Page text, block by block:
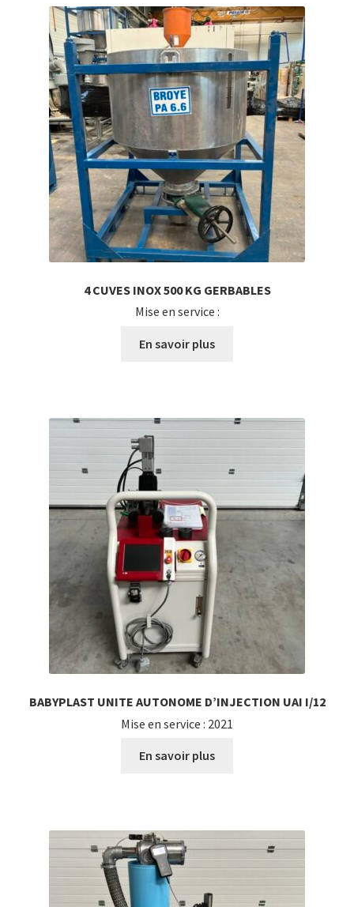
4 CUVES INOX 500 KG GERBABLES
Mise en service :
En savoir plus
BABYPLAST UNITE AUTONOME D’INJECTION UAI I/12
Mise en service : 2021
En savoir plus